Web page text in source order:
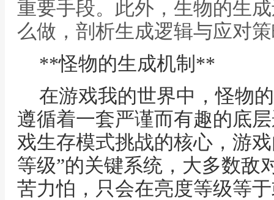
重要手段。此外，生物的生
么做，剖析生成逻辑与应对
**怪物的生成机制**
在游戏我的世界中，怪物
遵循着一套严谨而有趣的底
戏生存模式挑战的核心，游
等级”的关键系统，大多数敌
苦力怕，只会在亮度等级等